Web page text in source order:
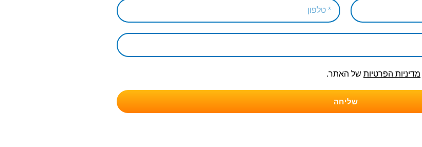
מדיניות הפרטיות של האתר.
שליחה